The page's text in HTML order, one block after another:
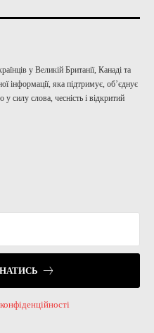
у Великій Британії, Канаді та
яка підтримує, об’єднує
силу слова, чесність і відкритий